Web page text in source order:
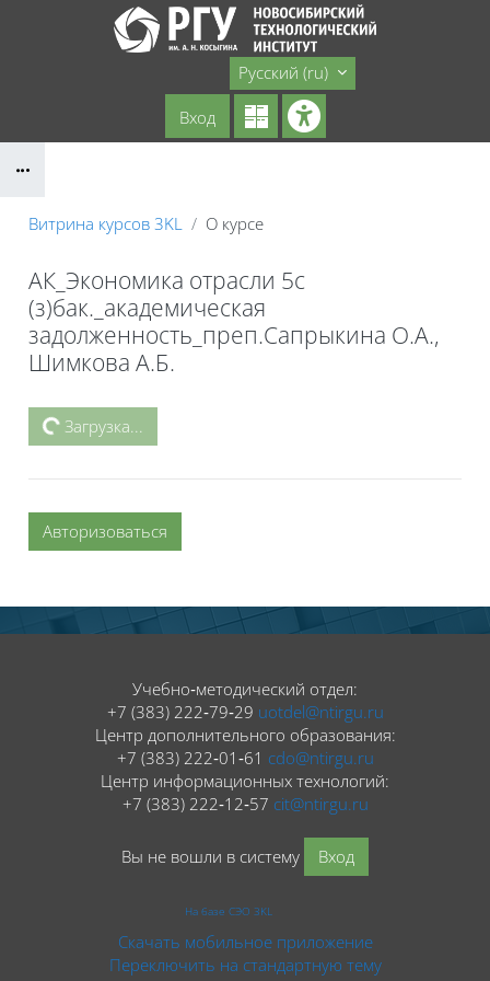
Перейти к основному содержанию
Русский ‎(ru)‎
Вход
Витрина курсов 3KL О курсе
АК_Экономика отрасли 5с
(з)бак._академическая
задолженность_преп.Сапрыкина О.А.,
Шимкова А.Б.
Блоки
Загрузка...
Авторизоваться
Блоки
Учебно‑методический отдел:
+7 (383) 222‑79‑29 uotdel@ntirgu.ru
Центр дополнительного образования:
+7 (383) 222‑01‑61 cdo@ntirgu.ru
Центр информационных технологий:
+7 (383) 222‑12‑57 cit@ntirgu.ru
Вы не вошли в систему Вход
На базе СЭО 3KL
Скачать мобильное приложение
Переключить на стандартную тему